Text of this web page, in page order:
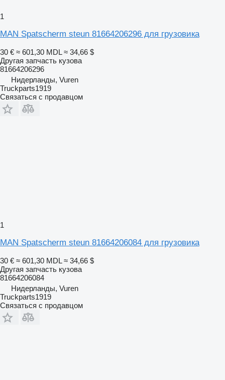
1
MAN Spatscherm steun 81664206296 для грузовика
30 € ≈ 601,30 MDL ≈ 34,66 $
Другая запчасть кузова
81664206296
Нидерланды, Vuren
Truckparts1919
Связаться с продавцом
1
MAN Spatscherm steun 81664206084 для грузовика
30 € ≈ 601,30 MDL ≈ 34,66 $
Другая запчасть кузова
81664206084
Нидерланды, Vuren
Truckparts1919
Связаться с продавцом